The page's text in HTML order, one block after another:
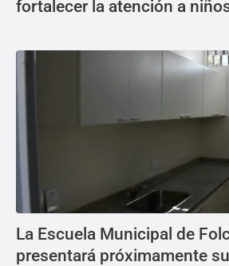
fortalecer la atención a
La Escuela Municipal de
presentará próximamente